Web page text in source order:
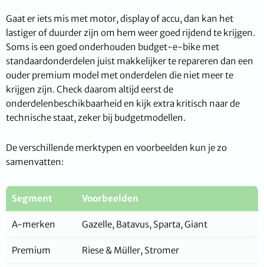
Gaat er iets mis met motor, display of accu, dan kan het
lastiger of duurder zijn om hem weer goed rijdend te krijgen.
Soms is een goed onderhouden budget-e-bike met
standaardonderdelen juist makkelijker te repareren dan een
ouder premium model met onderdelen die niet meer te
krijgen zijn. Check daarom altijd eerst de
onderdelenbeschikbaarheid en kijk extra kritisch naar de
technische staat, zeker bij budgetmodellen.
De verschillende merktypen en voorbeelden kun je zo
samenvatten:
Segment Voorbeelden
A-merken Gazelle, Batavus, Sparta, Giant
Premium Riese & Müller, Stromer